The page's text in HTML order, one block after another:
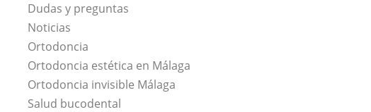
Dudas y preguntas
Noticias
Ortodoncia
Ortodoncia estética en Málaga
Ortodoncia invisible Málaga
Salud bucodental